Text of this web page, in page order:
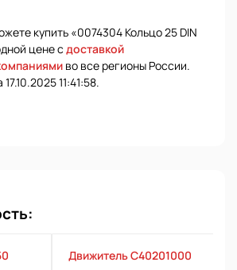
купить «0074304 Кольцо 25 DIN
цене с доставкой
во все регионы России.
11:41:58.
Движитель С40201000